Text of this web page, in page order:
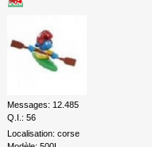
Messages: 12.485
Q.I.: 56
Localisation: corse